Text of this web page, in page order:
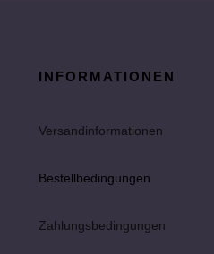
INFORMATIONEN
Versandinformationen
Bestellbedingungen
Zahlungsbedingungen